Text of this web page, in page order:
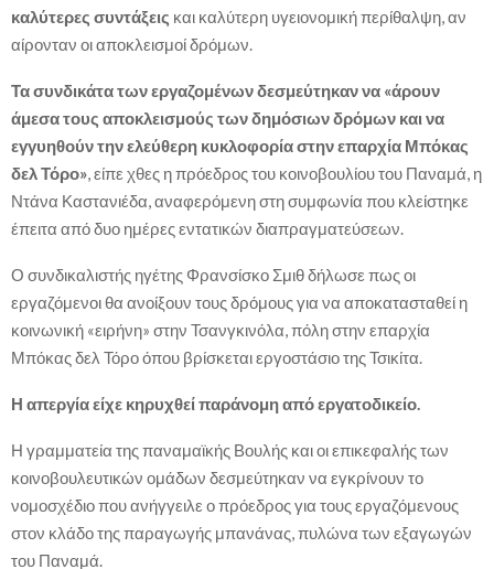
καλύτερες συντάξεις και καλύτερη υγειονομική περίθαλψη, αν
αίρονταν οι αποκλεισμοί δρόμων.
Τα συνδικάτα των εργαζομένων δεσμεύτηκαν να «άρουν
άμεσα τους αποκλεισμούς των δημόσιων δρόμων και να
εγγυηθούν την ελεύθερη κυκλοφορία στην επαρχία Μπόκας
δελ Τόρο» , είπε χθες η πρόεδρος του κοινοβουλίου του Παναμά, η
Ντάνα Καστανιέδα, αναφερόμενη στη συμφωνία που κλείστηκε
έπειτα από δυο ημέρες εντατικών διαπραγματεύσεων.
Ο συνδικαλιστής ηγέτης Φρανσίσκο Σμιθ δήλωσε πως οι
εργαζόμενοι θα ανοίξουν τους δρόμους για να αποκατασταθεί η
κοινωνική «ειρήνη» στην Τσανγκινόλα, πόλη στην επαρχία
Μπόκας δελ Τόρο όπου βρίσκεται εργοστάσιο της Τσικίτα.
Η απεργία είχε κηρυχθεί παράνομη από εργατοδικείο.
Η γραμματεία της παναμαϊκής Βουλής και οι επικεφαλής των
κοινοβουλευτικών ομάδων δεσμεύτηκαν να εγκρίνουν το
νομοσχέδιο που ανήγγειλε ο πρόεδρος για τους εργαζόμενους
στον κλάδο της παραγωγής μπανάνας, πυλώνα των εξαγωγών
του Παναμά.